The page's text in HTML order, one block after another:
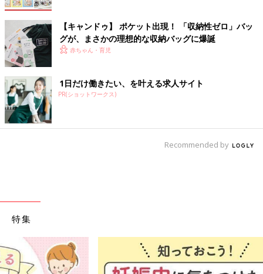
【キャンドゥ】 ポケット出現！ 「収納性ゼロ」バッ
グが、まさかの理想的な収納バッグに爆誕
赤ちゃん・育児
1日だけ働きたい、を叶える求人サイト
PR(ショットワークス)
Recommended by
特集